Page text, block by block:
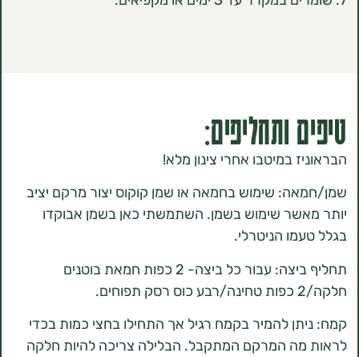
ותחליפים:
במיטבו אחרי צינון מלא!
שימוש בחמאה או שמן קוקוס יצור מרקם יציב
שימוש בשמן. השתמשתי כאן בשמן אבוקדו
הניטרלי.
תחליף ביצה: עבור כל ביצה- 2 כפות חמאת בוטנים
להמיר בקמח רגיל אך התחילו בחצי כמות בכדי
המרקם המתקבל. הבלילה צריכה להיות חלקה